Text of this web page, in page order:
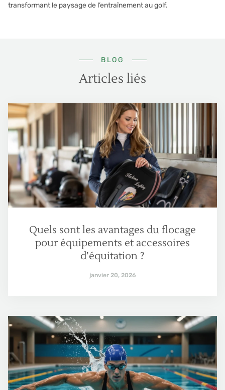
transformant le paysage de l’entraînement au golf.
BLOG
Articles liés
Quels sont les avantages du flocage
pour équipements et accessoires
d’équitation ?
janvier 20, 2026